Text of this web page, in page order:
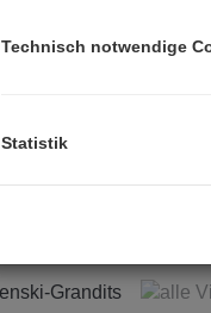
Technisch notwendige
Statistik